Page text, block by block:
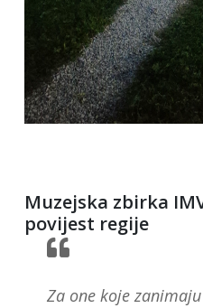
Muzejska zbirka
povijest regije
Za one koje